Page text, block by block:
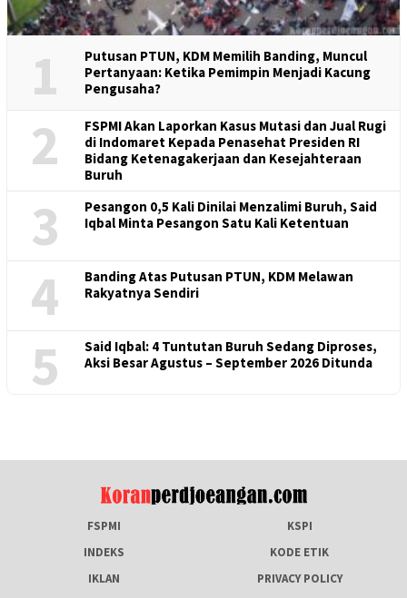
1
Putusan PTUN, KDM Memilih Banding, Muncul
Pertanyaan: Ketika Pemimpin Menjadi Kacung
Pengusaha?
2
FSPMI Akan Laporkan Kasus Mutasi dan Jual Rugi
di Indomaret Kepada Penasehat Presiden RI
Bidang Ketenagakerjaan dan Kesejahteraan
Buruh
3
Pesangon 0,5 Kali Dinilai Menzalimi Buruh, Said
Iqbal Minta Pesangon Satu Kali Ketentuan
4
Banding Atas Putusan PTUN, KDM Melawan
Rakyatnya Sendiri
5
Said Iqbal: 4 Tuntutan Buruh Sedang Diproses,
Aksi Besar Agustus – September 2026 Ditunda
FSPMI
KSPI
INDEKS
KODE ETIK
IKLAN
PRIVACY POLICY